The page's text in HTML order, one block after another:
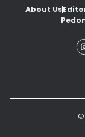
About Us
©